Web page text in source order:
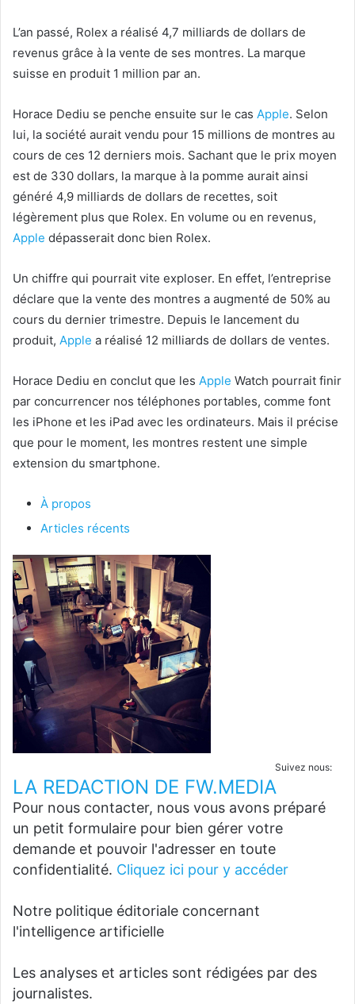
L’an passé, Rolex a réalisé 4,7 milliards de dollars de
revenus grâce à la vente de ses montres. La marque
suisse en produit 1 million par an.
Horace Dediu se penche ensuite sur le cas Apple. Selon
lui, la société aurait vendu pour 15 millions de montres au
cours de ces 12 derniers mois. Sachant que le prix moyen
est de 330 dollars, la marque à la pomme aurait ainsi
généré 4,9 milliards de dollars de recettes, soit
légèrement plus que Rolex. En volume ou en revenus,
Apple dépasserait donc bien Rolex.
Un chiffre qui pourrait vite exploser. En effet, l’entreprise
déclare que la vente des montres a augmenté de 50% au
cours du dernier trimestre. Depuis le lancement du
produit, Apple a réalisé 12 milliards de dollars de ventes.
Horace Dediu en conclut que les Apple Watch pourrait finir
par concurrencer nos téléphones portables, comme font
les iPhone et les iPad avec les ordinateurs. Mais il précise
que pour le moment, les montres restent une simple
extension du smartphone.
À propos
Articles récents
Suivez nous:
LA REDACTION DE FW.MEDIA
Pour nous contacter, nous vous avons préparé
un petit formulaire pour bien gérer votre
demande et pouvoir l'adresser en toute
confidentialité. Cliquez ici pour y accéder
Notre politique éditoriale concernant
l'intelligence artificielle
Les analyses et articles sont rédigées par des
journalistes.